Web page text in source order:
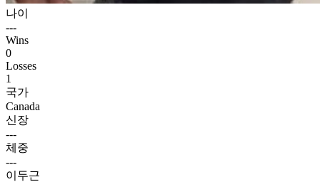
나이
---
Wins
0
Losses
1
국가
Canada
신장
---
체중
---
이두근